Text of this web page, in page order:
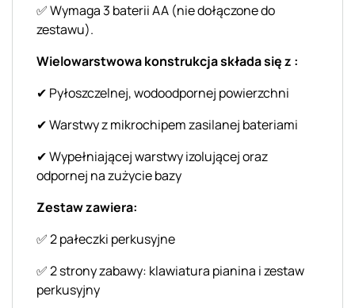
✅ Wymaga 3 baterii AA (nie dołączone do
zestawu).
Wielowarstwowa konstrukcja składa się z :
✔ Pyłoszczelnej, wodoodpornej powierzchni
✔ Warstwy z mikrochipem zasilanej bateriami
✔ Wypełniającej warstwy izolującej oraz
odpornej na zużycie bazy
Zestaw zawiera:
✅ 2 pałeczki perkusyjne
✅ 2 strony zabawy: klawiatura pianina i zestaw
perkusyjny